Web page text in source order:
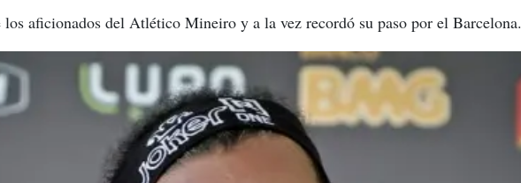
aficionados del Atlético Mineiro y a la vez recordó su paso por el Barcelona.